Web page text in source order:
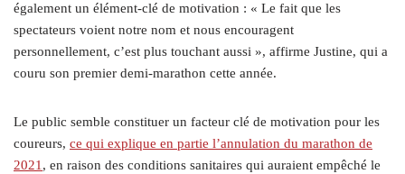
également un élément-clé de motivation : « Le fait que les
spectateurs voient notre nom et nous encouragent
personnellement, c’est plus touchant aussi », affirme Justine, qui a
couru son premier demi-marathon cette année.
Le public semble constituer un facteur clé de motivation pour les
coureurs, ce qui explique en partie l’annulation du marathon de
2021, en raison des conditions sanitaires qui auraient empêché le